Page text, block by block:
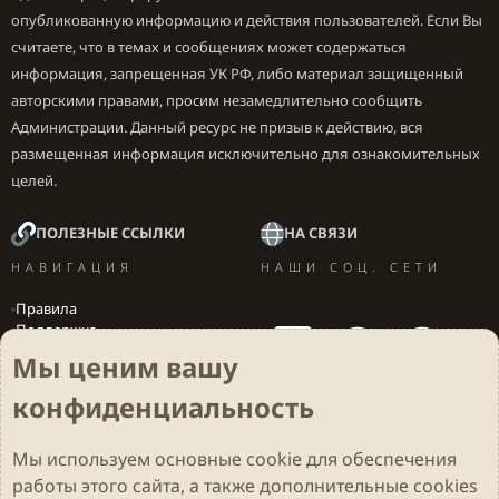
При этом компания ожидала маржи EBITDA по
итогам этого года на уровне 42%.
Стоимость акции
Group на Лондонской
фондовой бирже выросла на 5,72% до $25,96 за
бумагу на фоне публикации финансового отчета за I
квартал 2017 г.
Скоро там уже Shadowrun то начнется?) с уличными
самураями, драконами, битвами мегакорпораций и
хакерами, бегущими в тенях)
опубликованную информацию и действия пользователей. Если Вы
считаете, что в темах и сообщениях может содержаться
информация, запрещенная УК РФ, либо материал защищенный
авторскими правами, просим незамедлительно сообщить
Администрации. Данный ресурс не призыв к действию, вся
размещенная информация исключительно для ознакомительных
целей.
ПОЛЕЗНЫЕ ССЫЛКИ
НАВИГАЦИЯ
Правила
Поддержка
Локализация игр
НА СВЯЗИ
НАШИ СОЦ. СЕТИ
Cookies Darkdale - Основа [v.2.3.2 rc1] 🔥
Русский (RU)
Мы ценим вашу
конфиденциальность
Мы используем основные cookieдля обеспечения
работы этого сайта, а также дополнительные cookies